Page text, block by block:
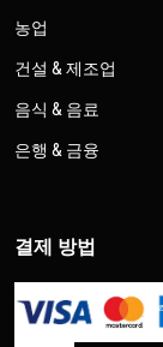
농업
건설 & 제조업
음식 & 음료
은행 & 금융
결제 방법